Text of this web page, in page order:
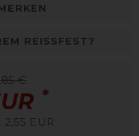
REISSFEST?
€
*
EUR